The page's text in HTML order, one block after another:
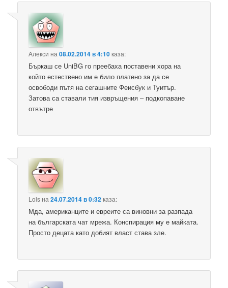
Алекси на08.02.2014 в 4:10каза:
Бъркаш се UniBG го преебаха поставени хора на
който естествено им е било платено за да се
освободи пътя на сегашните Феисбук и Туитър.
Затова са ставали тия извръщения – подкопаване
отвътре
Lolsна24.07.2014 в 0:32каза:
Мда, американците и евреите са виновни за разпада
на българската чат мрежа. Конспирация му е майката.
Просто децата като добият власт става зле.